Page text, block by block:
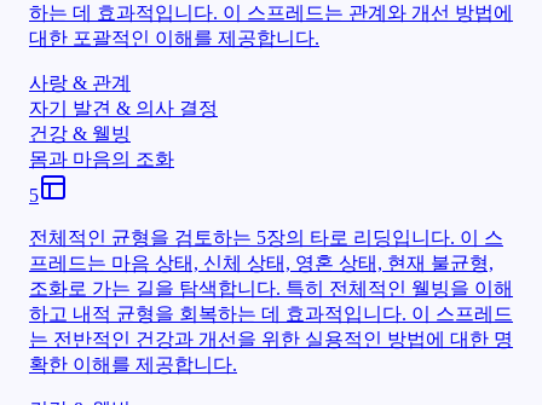
하는 데 효과적입니다. 이 스프레드는 관계와 개선 방법에
대한 포괄적인 이해를 제공합니다.
사랑 & 관계
자기 발견 & 의사 결정
건강 & 웰빙
몸과 마음의 조화
5
전체적인 균형을 검토하는 5장의 타로 리딩입니다. 이 스
프레드는 마음 상태, 신체 상태, 영혼 상태, 현재 불균형,
조화로 가는 길을 탐색합니다. 특히 전체적인 웰빙을 이해
하고 내적 균형을 회복하는 데 효과적입니다. 이 스프레드
는 전반적인 건강과 개선을 위한 실용적인 방법에 대한 명
확한 이해를 제공합니다.